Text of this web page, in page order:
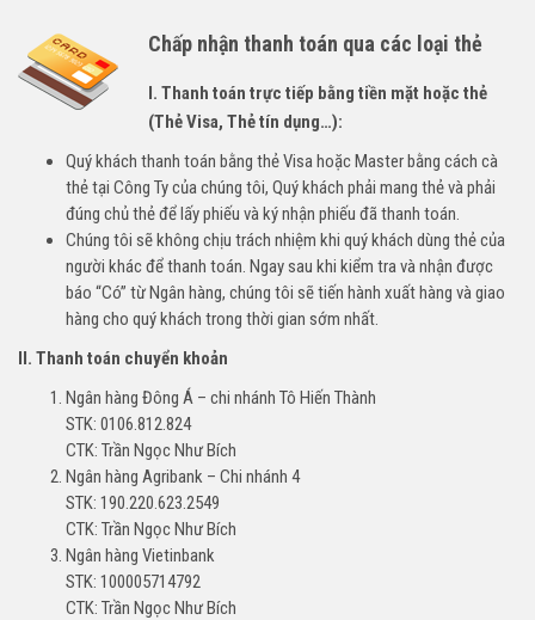
Chấp nhận thanh toán qua các loại thẻ
I. Thanh toán trực tiếp bằng tiền mặt hoặc thẻ
(Thẻ Visa, Thẻ tín dụng…):
Quý khách thanh toán bằng thẻ Visa hoặc Master bằng cách cà
thẻ tại Công Ty của chúng tôi, Quý khách phải mang thẻ và phải
đúng chủ thẻ để lấy phiếu và ký nhận phiếu đã thanh toán.
Chúng tôi sẽ không chịu trách nhiệm khi quý khách dùng thẻ của
người khác để thanh toán. Ngay sau khi kiểm tra và nhận được
báo “Có” từ Ngân hàng, chúng tôi sẽ tiến hành xuất hàng và giao
hàng cho quý khách trong thời gian sớm nhất.
II. Thanh toán chuyển khoản
Ngân hàng Đông Á – chi nhánh Tô Hiến Thành
STK: 0106.812.824
CTK: Trần Ngọc Như Bích
Ngân hàng Agribank – Chi nhánh 4
STK: 190.220.623.2549
CTK: Trần Ngọc Như Bích
Ngân hàng Vietinbank
STK: 100005714792
CTK: Trần Ngọc Như Bích